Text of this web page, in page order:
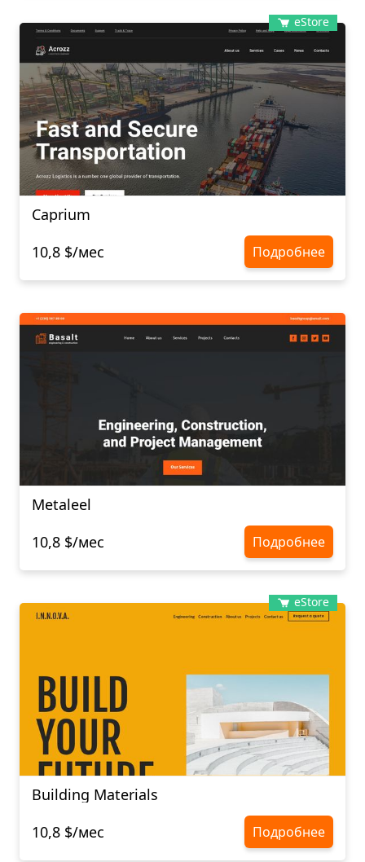
eStore
Caprium
10,8 $/мес
Подробнее
Metaleel
10,8 $/мес
Подробнее
eStore
Building Materials
10,8 $/мес
Подробнее